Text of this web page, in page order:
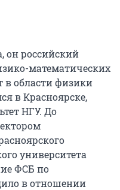
он российский
математических
в области физики
в Красноярске,
НГУ. До
университета
ФСБ по
в отношении